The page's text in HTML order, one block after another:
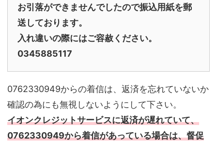
お引落ができませんでしたので振込用紙を郵
送しております。
入れ違いの際にはご容赦ください。
0345885117
0762330949からの着信は、返済を忘れていないか
確認の為にも無視しないようにして下さい。
イオンクレジットサービスに返済が遅れていて、
0762330949から着信があっている場合は、督促